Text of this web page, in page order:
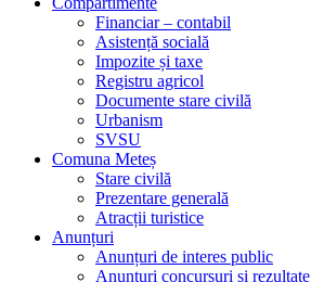
Financiar – contabil
Asistență socială
Impozite și taxe
Registru agricol
Documente stare civilă
Urbanism
SVSU
Comuna Meteș
Stare civilă
Prezentare generală
Atracții turistice
Anunțuri
Anunțuri de interes public
Anunțuri concursuri și rezultate